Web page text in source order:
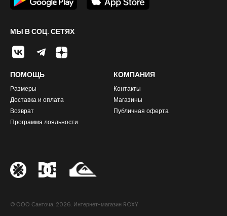
МЫ В СОЦ. СЕТЯХ
ПОМОЩЬ
Размеры
Доставка и оплата
Возврат
Программа лояльности
КОМПАНИЯ
Контакты
Магазины
Публичная оферта
© ООО Санточа. 2026. Интернет-магазин ROXY